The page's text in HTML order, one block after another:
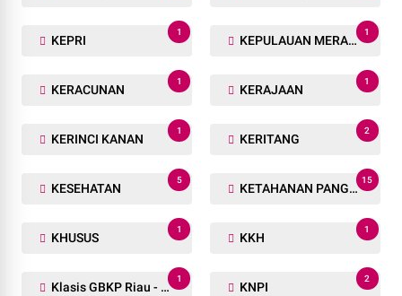
KEPRI
1
KEPULAUAN MERANTI
1
KERACUNAN
1
KERAJAAN
1
KERINCI KANAN
1
KERITANG
2
KESEHATAN
5
KETAHANAN PANGAN
15
KHUSUS
1
KKH
1
Klasis GBKP Riau - Sumbar.
1
KNPI
2